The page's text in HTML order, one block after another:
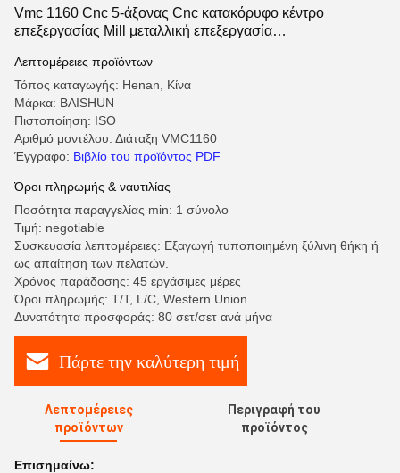
Vmc 1160 Cnc 5-άξονας Cnc κατακόρυφο κέντρο
επεξεργασίας Mill μεταλλική επεξεργασία
Λεπτομέρειες προϊόντων
Τόπος καταγωγής: Henan, Κίνα
Μάρκα: BAISHUN
Πιστοποίηση: ISO
Αριθμό μοντέλου: Διάταξη VMC1160
Έγγραφο: Βιβλίο του προϊόντος PDF
Όροι πληρωμής & ναυτιλίας
Ποσότητα παραγγελίας min: 1 σύνολο
Τιμή: negotiable
Συσκευασία λεπτομέρειες: Εξαγωγή τυποποιημένη ξύλινη θήκη ή
ως απαίτηση των πελατών.
Χρόνος παράδοσης: 45 εργάσιμες μέρες
Όροι πληρωμής: T/T, L/C, Western Union
Δυνατότητα προσφοράς: 80 σετ/σετ ανά μήνα
Πάρτε την καλύτερη τιμή
Λεπτομέρειες
προϊόντων
Περιγραφή του
προϊόντος
Επισημαίνω: